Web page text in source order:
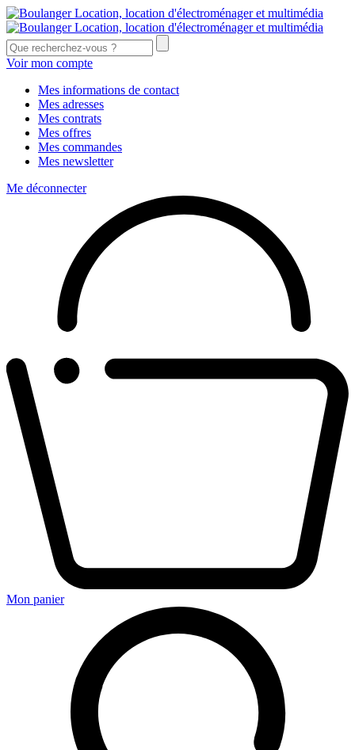
Voir mon compte
Mes informations de contact
Mes adresses
Mes contrats
Mes offres
Mes commandes
Mes newsletter
Me déconnecter
Mon panier